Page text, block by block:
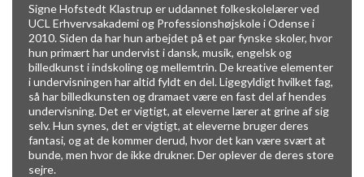
Signe Hofstedt Klastrup er uddannet folkeskolelærer ved
UCL Erhvervsakademi og Professionshøjskole i Odense i
2010. Siden da har hun arbejdet på et par fynske skoler, hvor
hun primært har undervist i dansk, musik, engelsk og
billedkunst i indskoling og mellemtrin. De kreative elementer
i undervisningen har altid fyldt en del. Ligegyldigt hvilket fag,
så har billedkunsten og dramaet være en fast del af hendes
undervisning. Det er vigtigt, at eleverne lærer at grine af sig
selv. Hun synes, det er vigtigt, at eleverne bruger deres
fantasi, og at de kommer derud, hvor det kan være svært at
bunde, men hvor de ikke drukner. Der oplever de deres store
sejre.